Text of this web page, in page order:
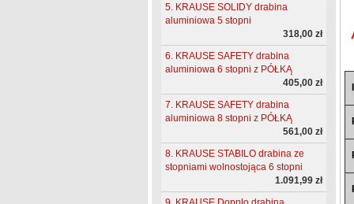
5. KRAUSE SOLIDY drabina
aluminiowa 5 stopni
318,00 zł
6. KRAUSE SAFETY drabina
aluminiowa 6 stopni z PÓŁKĄ
405,00 zł
7. KRAUSE SAFETY drabina
aluminiowa 8 stopni z PÓŁKĄ
561,00 zł
8. KRAUSE STABILO drabina ze
stopniami wolnostojąca 6 stopni
1.091,99 zł